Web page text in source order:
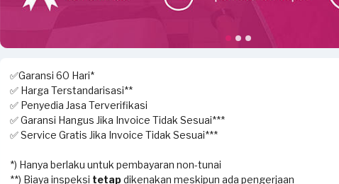
✅Garansi 60 Hari*
✅ Harga Terstandarisasi**
✅ Penyedia Jasa Terverifikasi
✅ Garansi Hangus Jika Invoice Tidak Sesuai***
✅ Service Gratis Jika Invoice Tidak Sesuai***
*) Hanya berlaku untuk pembayaran non-tunai
**) Biaya inspeksi tetapdikenakan meskipun ada pengerjaan